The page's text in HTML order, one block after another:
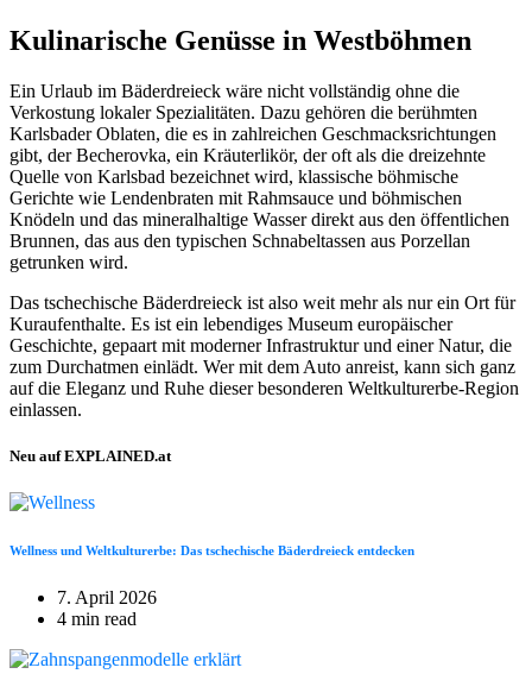
Kulinarische Genüsse in Westböhmen
Ein Urlaub im Bäderdreieck wäre nicht vollständig ohne die
Verkostung lokaler Spezialitäten. Dazu gehören die berühmten
Karlsbader Oblaten, die es in zahlreichen Geschmacksrichtungen
gibt, der Becherovka, ein Kräuterlikör, der oft als die dreizehnte
Quelle von Karlsbad bezeichnet wird, klassische böhmische
Gerichte wie Lendenbraten mit Rahmsauce und böhmischen
Knödeln und das mineralhaltige Wasser direkt aus den öffentlichen
Brunnen, das aus den typischen Schnabeltassen aus Porzellan
getrunken wird.
Das tschechische Bäderdreieck ist also weit mehr als nur ein Ort für
Kuraufenthalte. Es ist ein lebendiges Museum europäischer
Geschichte, gepaart mit moderner Infrastruktur und einer Natur, die
zum Durchatmen einlädt. Wer mit dem Auto anreist, kann sich ganz
auf die Eleganz und Ruhe dieser besonderen Weltkulturerbe-Region
einlassen.
Neu auf EXPLAINED.at
Wellness und Weltkulturerbe: Das tschechische Bäderdreieck entdecken
7. April 2026
4 min read